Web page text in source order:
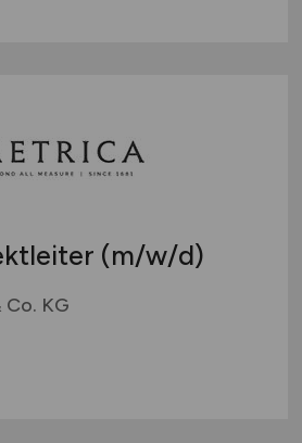
(m/w/d)
KG